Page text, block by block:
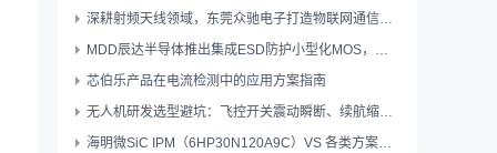
深耕射频天线领域，东莞众驰电子打造物联网通信核心力量
MDD辰达半导体推出集成ESD防护小型化MOS，赋能智能穿戴与精密接口开关
芯伯乐产品在电流检测中的应用方案指南
无人机研发选型避坑：飞控开关震动瞬断、续航缩水？TVCU22 薄型轻触开关一站式解决
海明微SiC IPM（6HP30N120A9C）VS 各类方案核心对比